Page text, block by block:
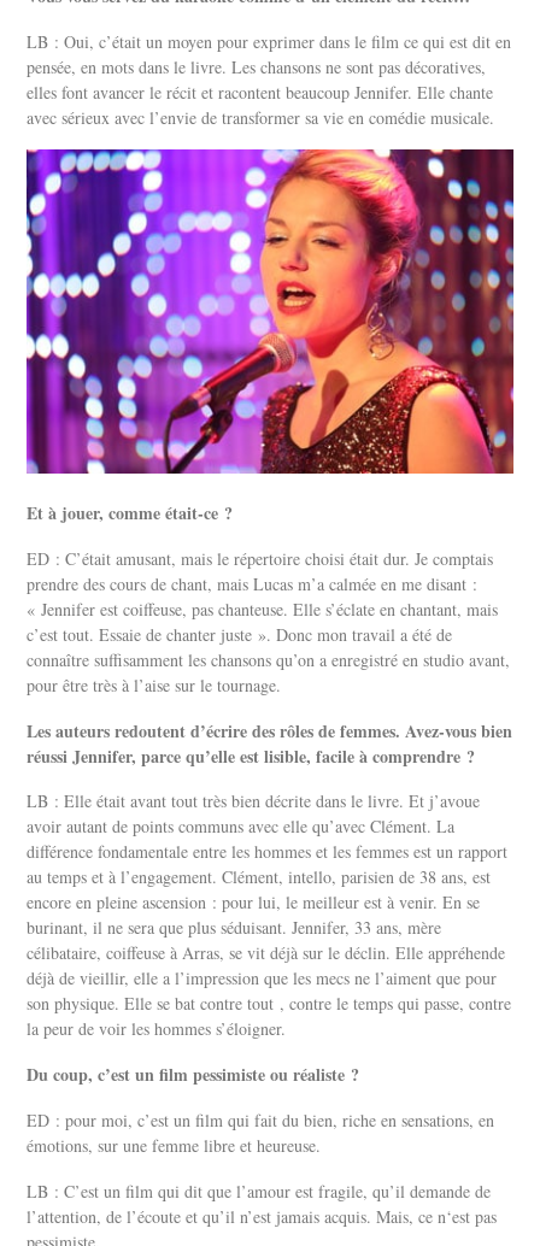
LB : Oui, c’était un moyen pour exprimer dans le film ce qui est dit en
pensée, en mots dans le livre. Les chansons ne sont pas décoratives,
elles font avancer le récit et racontent beaucoup Jennifer. Elle chante
avec sérieux avec l’envie de transformer sa vie en comédie musicale.
Et à jouer, comme était-ce ?
ED : C’était amusant, mais le répertoire choisi était dur. Je comptais
prendre des cours de chant, mais Lucas m’a calmée en me disant :
« Jennifer est coiffeuse, pas chanteuse. Elle s’éclate en chantant, mais
c’est tout. Essaie de chanter juste ». Donc mon travail a été de
connaître suffisamment les chansons qu’on a enregistré en studio avant,
pour être très à l’aise sur le tournage.
Les auteurs redoutent d’écrire des rôles de femmes. Avez-vous bien
réussi Jennifer, parce qu’elle est lisible, facile à comprendre ?
LB : Elle était avant tout très bien décrite dans le livre. Et j’avoue
avoir autant de points communs avec elle qu’avec Clément. La
différence fondamentale entre les hommes et les femmes est un rapport
au temps et à l’engagement. Clément, intello, parisien de 38 ans, est
encore en pleine ascension : pour lui, le meilleur est à venir. En se
burinant, il ne sera que plus séduisant. Jennifer, 33 ans, mère
célibataire, coiffeuse à Arras, se vit déjà sur le déclin. Elle appréhende
déjà de vieillir, elle a l’impression que les mecs ne l’aiment que pour
son physique. Elle se bat contre tout , contre le temps qui passe, contre
la peur de voir les hommes s’éloigner.
Du coup, c’est un film pessimiste ou réaliste ?
ED : pour moi, c’est un film qui fait du bien, riche en sensations, en
émotions, sur une femme libre et heureuse.
LB : C’est un film qui dit que l’amour est fragile, qu’il demande de
l’attention, de l’écoute et qu’il n’est jamais acquis. Mais, ce n‘est pas